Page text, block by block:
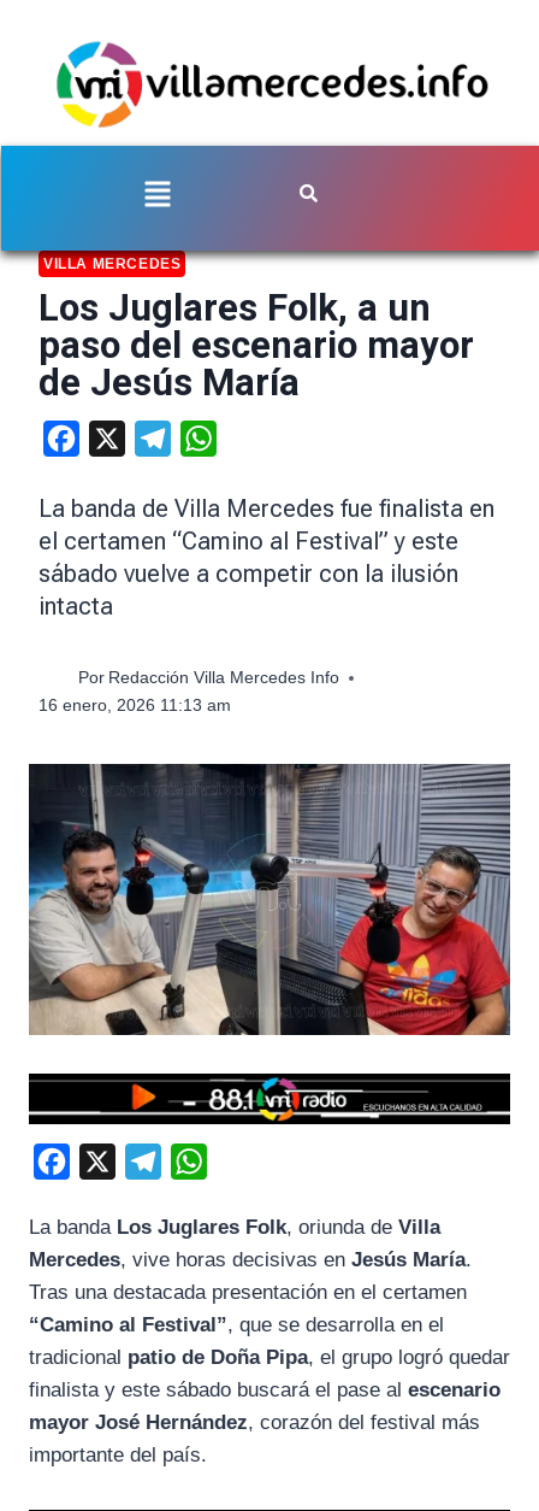
VILLA MERCEDES
Los Juglares Folk, a un
paso del escenario mayor
de Jesús María
Facebook Telegram
La banda de Villa Mercedes fue finalista en
el certamen “Camino al Festival” y este
sábado vuelve a competir con la ilusión
intacta
Por Redacción Villa Mercedes Info
16 enero, 2026 11:13 am
c
e
b
k
l
e
g
m
a
t
s
p
p
La banda Los Juglares Folk, oriunda de Villa
Mercedes, vive horas decisivas en Jesús María.
Tras una destacada presentación en el certamen
“Camino al Festival”, que se desarrolla en el
tradicional patio de Doña Pipa, el grupo logró quedar
finalista y este sábado buscará el pase al escenario
mayor José Hernández, corazón del festival más
importante del país.